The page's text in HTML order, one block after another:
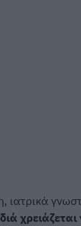
ιατρικά